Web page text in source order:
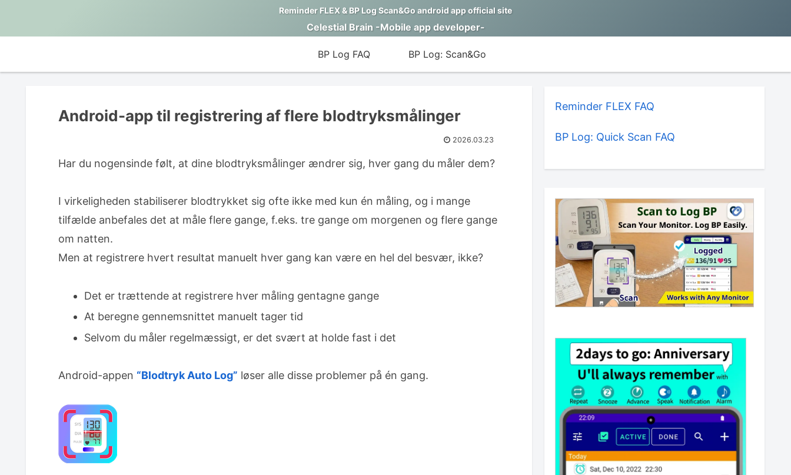
Reminder FLEX & BP Log Scan&Go android app official site
Celestial Brain -Mobile app developer-
BP Log FAQ BP Log: Scan&Go
Android-app til registrering af flere blodtryksmålinger
2026.03.23
Har du nogensinde følt, at dine blodtryksmålinger ændrer sig, hver gang du måler dem?
I virkeligheden stabiliserer blodtrykket sig ofte ikke med kun én måling, og i mange
tilfælde anbefales det at måle flere gange, f.eks. tre gange om morgenen og flere gange
om natten.
Men at registrere hvert resultat manuelt hver gang kan være en hel del besvær, ikke?
Det er trættende at registrere hver måling gentagne gange
At beregne gennemsnittet manuelt tager tid
Selvom du måler regelmæssigt, er det svært at holde fast i det
Android-appen “Blodtryk Auto Log” løser alle disse problemer på én gang.
Reminder FLEX FAQ
BP Log: Quick Scan FAQ